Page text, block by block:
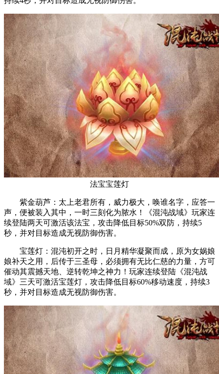
法宝宝莲灯
紫金葫芦：太上老君所有，威力极大，唤谁名字，应答一
声，便被装入其中，一时三刻化为脓水！《混沌战域》玩家连
续登陆两天可激活该法宝，攻击降低目标50%双防，持续5
秒，并对目标造成无视防御伤害。
宝莲灯：混沌初开之时，日月精华凝聚而成，原为女娲娘
娘补天之用，后传于三圣母，必须拥有无比仁慈的力量，方可
催动其震撼天地、逆转乾坤之神力！玩家连续登陆《混沌战
域》三天可激活宝莲灯，攻击降低目标60%移动速度，持续3
秒，并对目标造成无视防御伤害。